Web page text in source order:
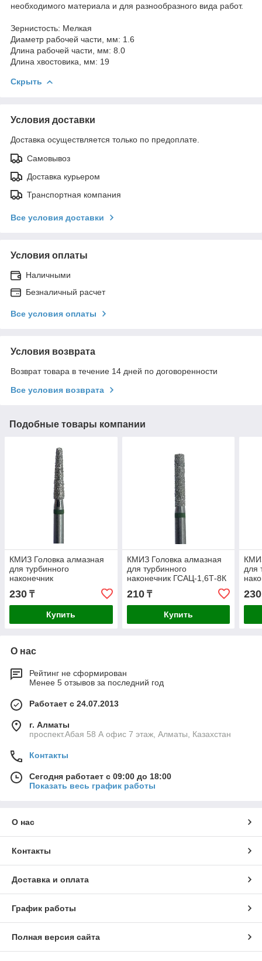
необходимого материала и для разнообразного вида работ.
Зернистость: Мелкая
Диаметр рабочей части, мм: 1.6
Длина рабочей части, мм: 8.0
Длина хвостовика, мм: 19
Скрыть
Условия доставки
Доставка осуществляется только по предоплате.
Самовывоз
Доставка курьером
Транспортная компания
Все условия доставки
Условия оплаты
Наличными
Безналичный расчет
Все условия оплаты
Условия возврата
Возврат товара в течение 14 дней по договоренности
Все условия возврата
Подобные товары компании
КМИЗ Головка алмазная
для турбинного
наконечник
ГСАКС-1,8Т-8К
230 ₸
Купить
КМИЗ Головка алмазная
для турбинного
наконечник ГСАЦ-1,6Т-8К
210₸
Купить
для
230
О нас
Рейтинг не сформирован
Менее 5 отзывов за последний год
Работает с 24.07.2013
г. Алматы
проспект.Абая 58 А офис 7 этаж, Алматы, Казахстан
Контакты
Сегодня работает с 09:00 до 18:00
Показать весь график работы
О нас
Контакты
Доставка и оплата
График работы
Полная версия сайта